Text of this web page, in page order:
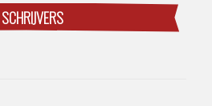
SCHRIJVERS